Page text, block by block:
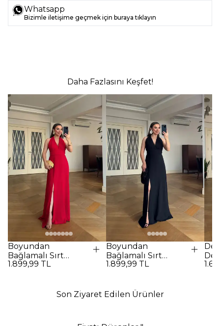
Whatsapp
Bizimle iletişime geçmek için buraya tıklayın
Daha Fazlasını Keşfet!
Boyundan
Bağlamalı Sırt
Dekolteli Uzun
1.899,99 TL
Boyundan
Bağlamalı Sırt
Dekolteli Uzun
1.899,99 TL
Son Ziyaret Edilen Ürünler